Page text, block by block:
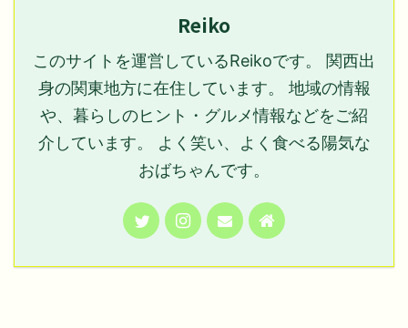
Reiko
このサイトを運営しているReikoです。 関西出
身の関東地方に在住しています。 地域の情報
や、暮らしのヒント・グルメ情報などをご紹
介しています。 よく笑い、よく食べる陽気な
おばちゃんです。